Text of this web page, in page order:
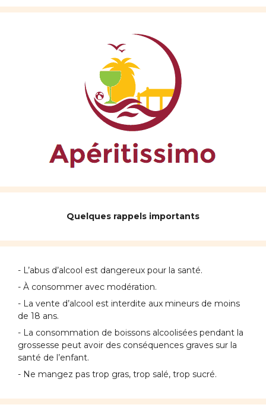
Quelques rappels importants
- L’abus d’alcool est dangereux pour la santé.
- À consommer avec modération.
- La vente d’alcool est interdite aux mineurs de moins
de 18 ans.
- La consommation de boissons alcoolisées pendant la
grossesse peut avoir des conséquences graves sur la
santé de l’enfant.
- Ne mangez pas trop gras, trop salé, trop sucré.